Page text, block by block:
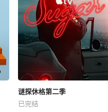
谜探休格第二季
已完结